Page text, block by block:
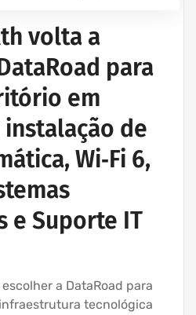
volta a
para
em
instalação de
Wi‑Fi 6,
e Suporte IT
a DataRoad para
tecnológica